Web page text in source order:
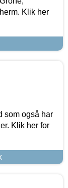
Klik her
som også har
Klik her for